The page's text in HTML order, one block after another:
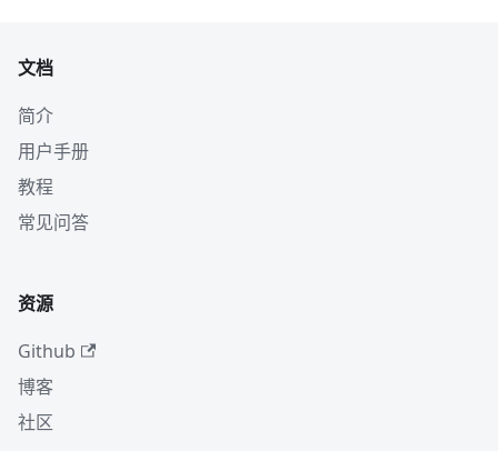
文档
简介
用户手册
教程
常见问答
资源
Github
博客
社区